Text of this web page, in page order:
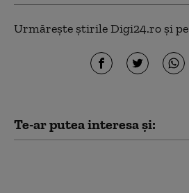
Urmărește știrile Digi24.ro și pe
Te-ar putea interesa și: